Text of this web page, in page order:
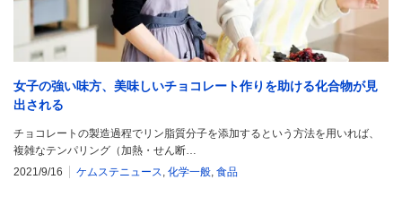
女子の強い味方、美味しいチョコレート作りを助ける化合物が見
出される
チョコレートの製造過程でリン脂質分子を添加するという方法を用いれば、
複雑なテンパリング（加熱・せん断…
2021/9/16
ケムステニュース 化学一般 食品